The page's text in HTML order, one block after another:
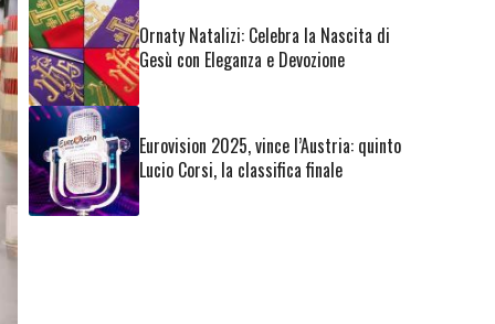
Ornaty Natalizi: Celebra la Nascita di
Gesù con Eleganza e Devozione
Eurovision 2025, vince l’Austria: quinto
Lucio Corsi, la classifica finale